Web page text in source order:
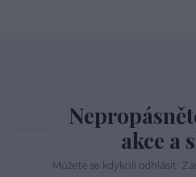
akce a
Můžete se kdykoli odhlásit.